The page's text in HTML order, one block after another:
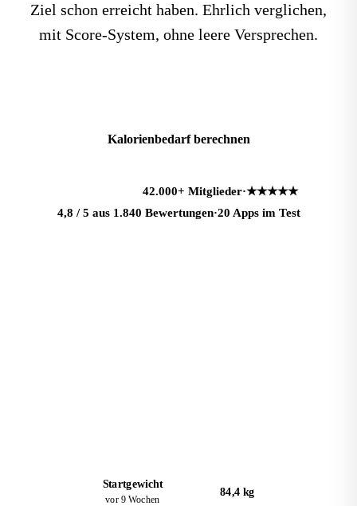
Ziel schon erreicht haben. Ehrlich verglichen,
mit Score-System, ohne leere Versprechen.
Kalorienbedarf berechnen
42.000+ Mitglieder·★★★★★
4,8 / 5 aus 1.840 Bewertungen·20 Apps im Test
Startgewicht
vor 9 Wochen
84,4 kg